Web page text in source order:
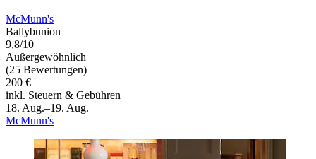
McMunn's
Ballybunion
9,8/10
Außergewöhnlich
(25 Bewertungen)
200 €
inkl. Steuern & Gebühren
18. Aug.–19. Aug.
McMunn's